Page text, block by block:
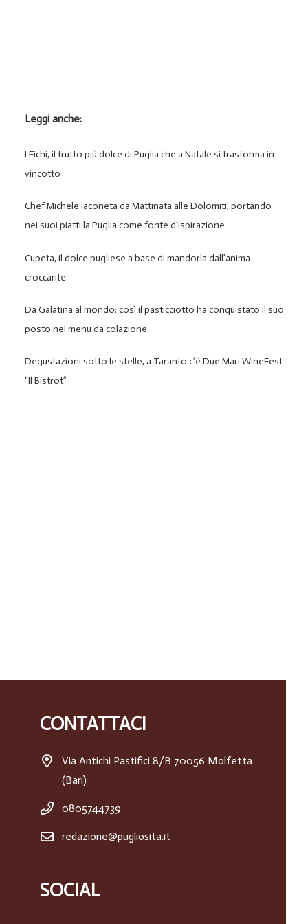
Leggi anche:
I Fichi, il frutto più dolce di Puglia che a Natale si trasforma in
vincotto
Chef Michele Iaconeta da Mattinata alle Dolomiti, portando
nei suoi piatti la Puglia come fonte d’ispirazione
Cupeta, il dolce pugliese a base di mandorla dall’anima
croccante
Da Galatina al mondo: così il pasticciotto ha conquistato il suo
posto nel menu da colazione
Degustazioni sotto le stelle, a Taranto c’è Due Mari WineFest
“Il Bistrot”
CONTATTACI
Via Antichi Pastifici 8/B 70056 Molfetta
(Bari)
0805744739
redazione@pugliosita.it
SOCIAL